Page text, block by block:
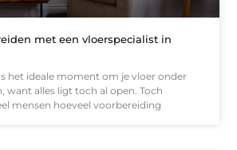
met een vloerspecialist in
het ideale moment om je vloer onder
want alles ligt toch al open. Toch
mensen hoeveel voorbereiding